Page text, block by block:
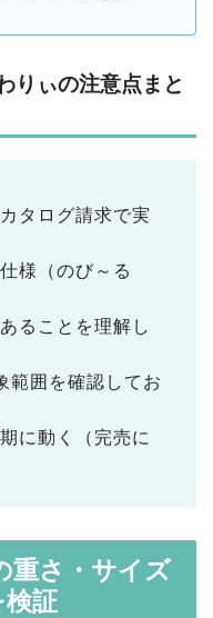
りぃの注意点まと
タログ請求で実
様（のび～る
ることを理解し
範囲を確認してお
に動く（完売に
重さ・サイズ
検証